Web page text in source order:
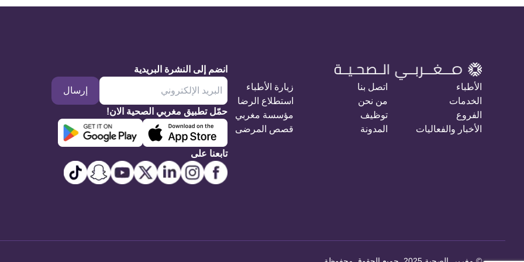
الأطباء
الخدمات
الفروع
الأخبار والفعاليات
اتصل بنا
من نحن
توظيف
المدونة
زيارة الأطباء
استطلاع الرضا
مؤسسة مغربي
قصص المرضى
انضم إلى النشرة البريدية
إرسال
حمّل تطبيق مغربي الصحية الان!
تابعنا على